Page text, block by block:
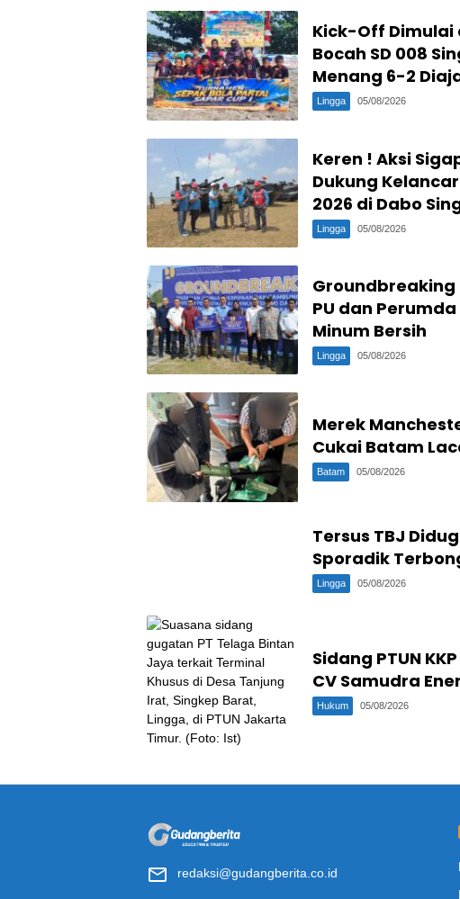
Kick-Off Dimulai
Bocah SD 008
Menang 6-2
Lingga 05/08/2026
Keren ! Aksi
Dukung
2026 di Dabo
Lingga 05/08/2026
Groundbreaking
PU dan
Minum Bersih
Lingga 05/08/2026
Merek
Cukai Batam
Batam 05/08/2026
Tersus TBJ
Sporadik
Lingga 05/08/2026
Sidang PTUN
CV Samudra
Hukum 05/08/2026
redaksi@gudangberita.co.id